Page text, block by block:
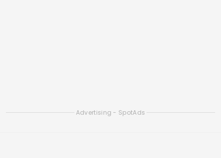
Mga libreng offline na app para sa panonood